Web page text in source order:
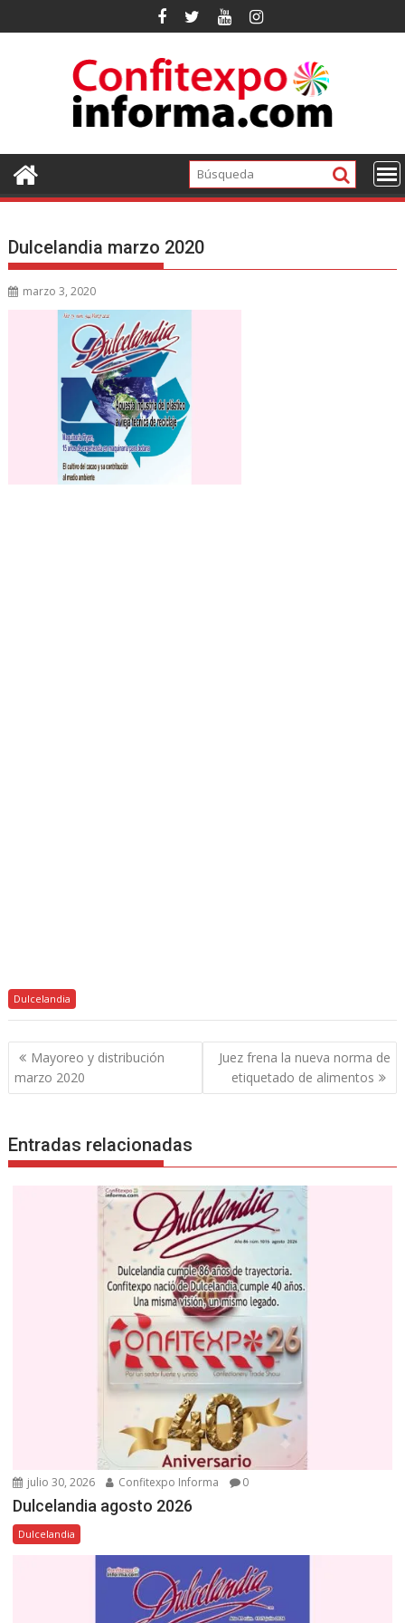
al
Dulcelandia marzo 2020
marzo 3, 2020
Dulcelandia
Navegación
de
entradas
Mayoreo y distribución
marzo 2020
Juez frena la nueva norma de
etiquetado de alimentos
Entradas relacionadas
julio 30, 2026 Confitexpo Informa 0
Dulcelandia agosto 2026
Dulcelandia